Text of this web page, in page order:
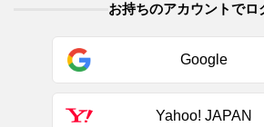
お持ちのアカウントでロ
Google
Yahoo! JAPAN